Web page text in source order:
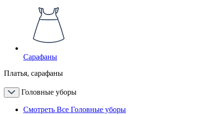
Сарафаны
Платья, сарафаны
Головные уборы
Смотреть Все Головные уборы